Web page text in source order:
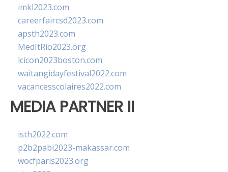
imkl2023.com
careerfaircsd2023.com
apsth2023.com
MedItRio2023.org
lcicon2023boston.com
waitangidayfestival2022.com
vacancesscolaires2022.com
MEDIA PARTNER II
isth2022.com
p2b2pabi2023-makassar.com
wocfparis2023.org